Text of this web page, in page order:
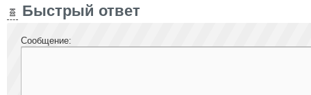
Быстрый ответ
Сообщение: